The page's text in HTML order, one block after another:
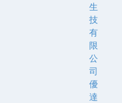
生
技
有
限
公
司
優
達